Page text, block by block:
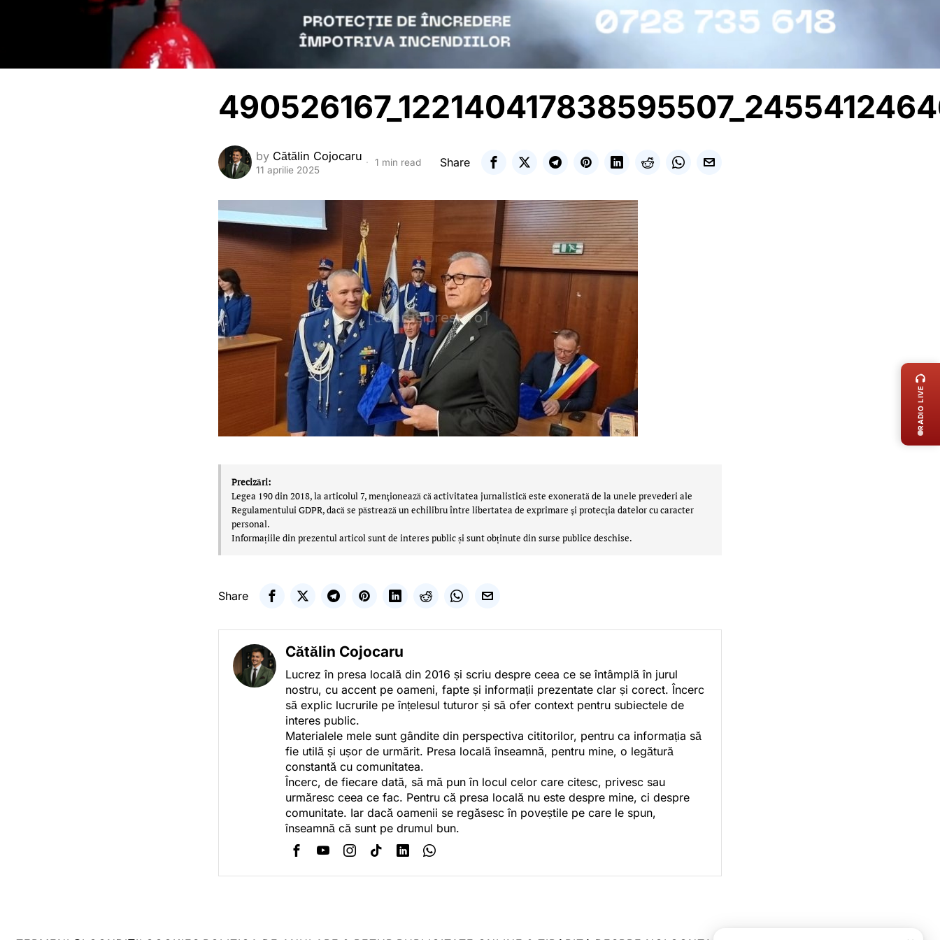
by Cătălin Cojocaru
11 aprilie 2025
1 min read Share
Precizări:
Legea 190 din 2018, la articolul 7, menţionează că activitatea jurnalistică este exonerată de la unele prevederi ale
Regulamentului GDPR, dacă se păstrează un echilibru între libertatea de exprimare şi protecţia datelor cu caracter
personal.
Informațiile din prezentul articol sunt de interes public și sunt obținute din surse publice deschise.
Share
Cătălin Cojocaru
Lucrez în presa locală din 2016 și scriu despre ceea ce se întâmplă în jurul
nostru, cu accent pe oameni, fapte și informații prezentate clar și corect. Încerc
să explic lucrurile pe înțelesul tuturor și să ofer context pentru subiectele de
interes public.
Materialele mele sunt gândite din perspectiva cititorilor, pentru ca informația să
fie utilă și ușor de urmărit. Presa locală înseamnă, pentru mine, o legătură
constantă cu comunitatea.
Încerc, de fiecare dată, să mă pun în locul celor care citesc, privesc sau
urmăresc ceea ce fac. Pentru că presa locală nu este despre mine, ci despre
comunitate. Iar dacă oamenii se regăsesc în poveștile pe care le spun,
înseamnă că sunt pe drumul bun.
RADIO LIVE